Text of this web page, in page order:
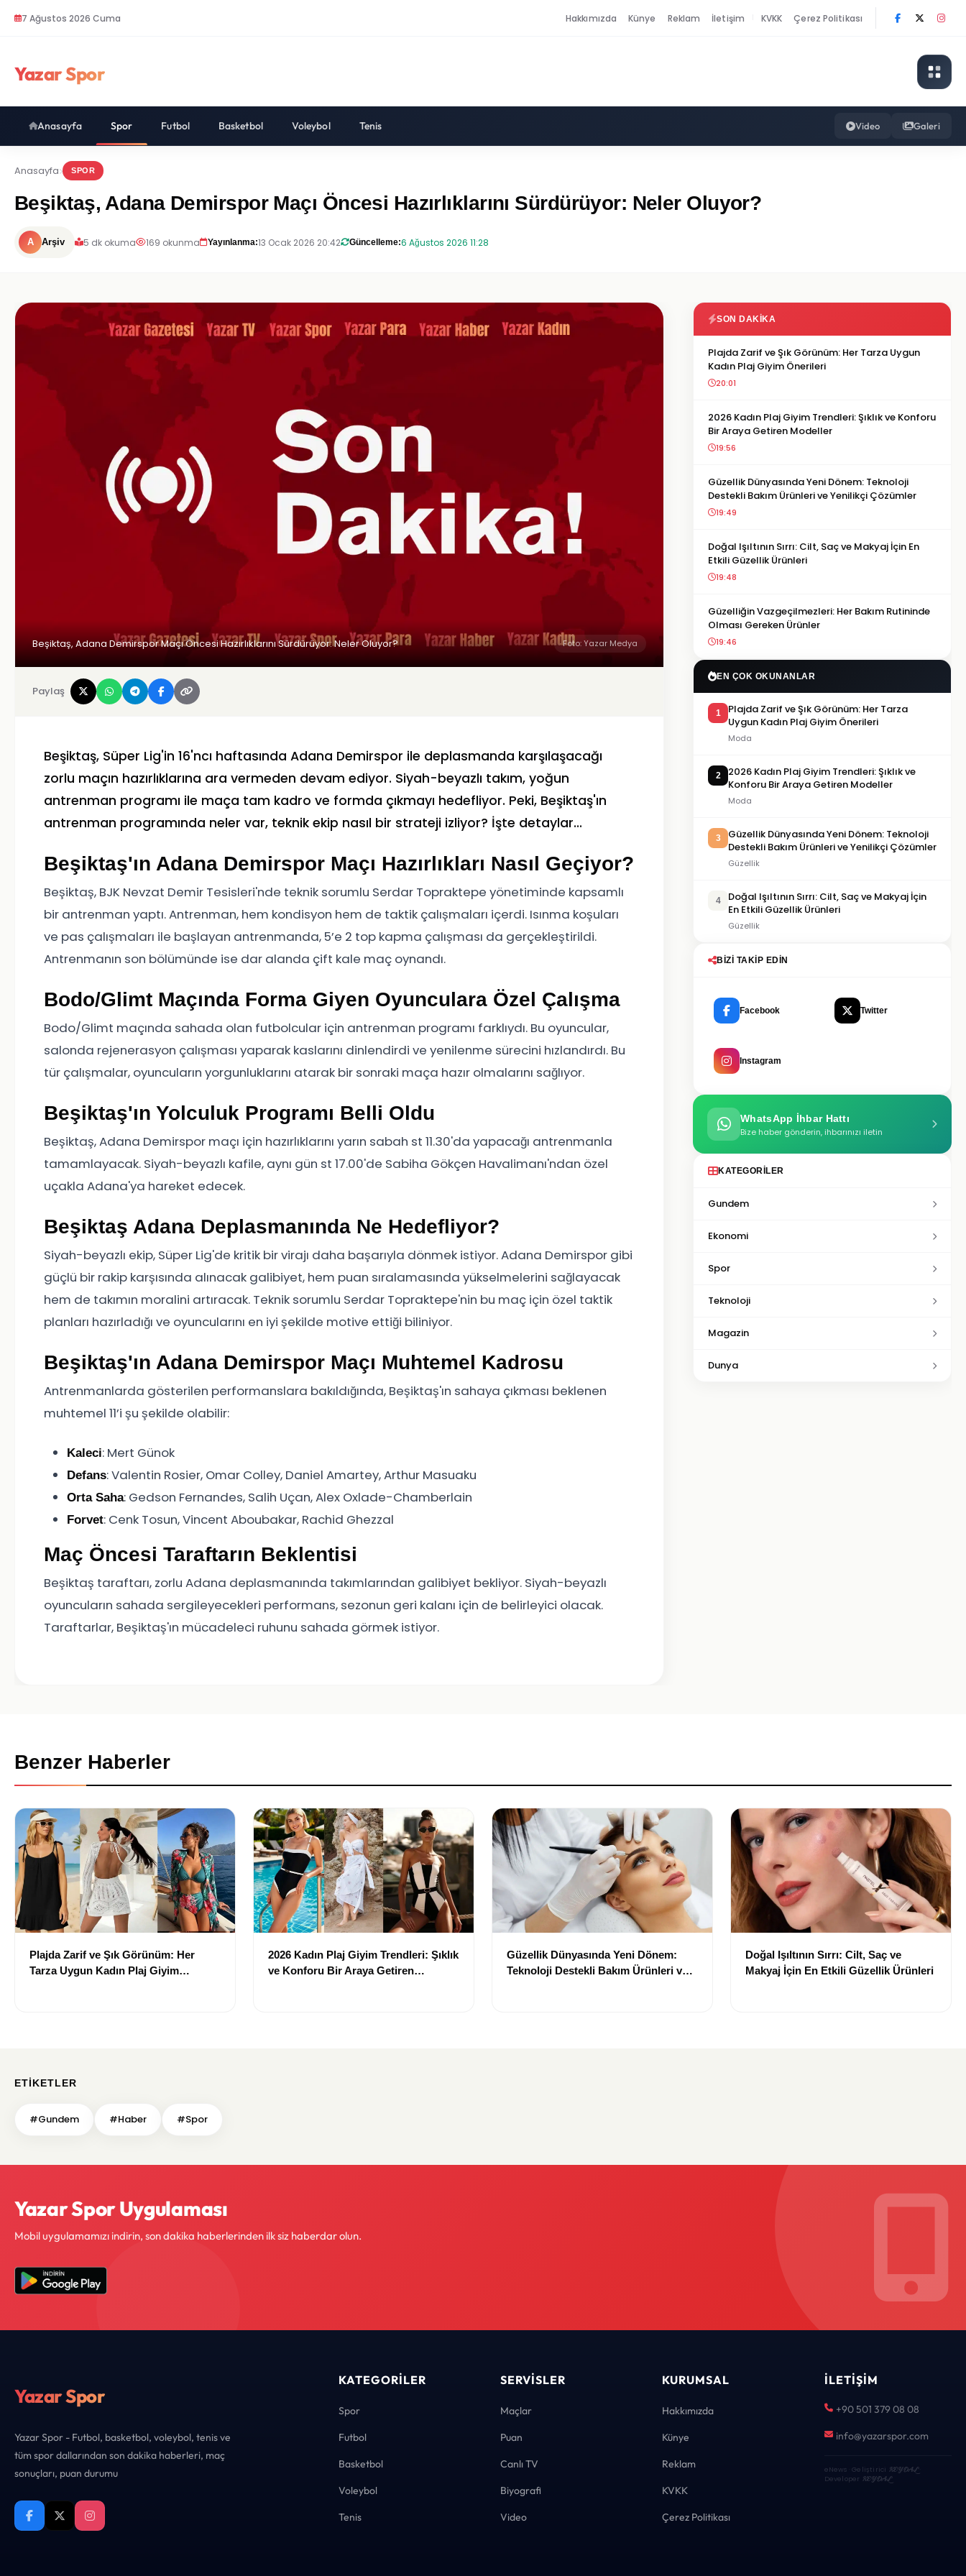
7 Ağustos 2026 Cuma Hakkımızda Künye Reklam İletişim KVKK Çerez Politikası
Yazar Spor
Anasayfa Spor Futbol Basketbol Voleybol Tenis Video Galeri
Anasayfa SPOR
Beşiktaş, Adana Demirspor Maçı Öncesi Hazırlıklarını Sürdürüyor: Neler Oluyor?
A Arşiv 5 dk okuma 169 okunma Yayınlanma:13 Ocak 2026 20:42 Güncelleme:6 Ağustos 2026 11:28
Beşiktaş, Adana Demirspor Maçı Öncesi Hazırlıklarını Sürdürüyor: Neler Oluyor? Foto: Yazar Medya
Paylaş
Beşiktaş, Süper Lig'in 16'ncı haftasında Adana Demirspor ile deplasmanda karşılaşacağı
zorlu maçın hazırlıklarına ara vermeden devam ediyor. Siyah-beyazlı takım, yoğun
antrenman programı ile maça tam kadro ve formda çıkmayı hedefliyor. Peki, Beşiktaş'ın
antrenman programında neler var, teknik ekip nasıl bir strateji izliyor? İşte detaylar...
Beşiktaş'ın Adana Demirspor Maçı Hazırlıkları Nasıl Geçiyor?
Beşiktaş, BJK Nevzat Demir Tesisleri'nde teknik sorumlu Serdar Topraktepe yönetiminde kapsamlı
bir antrenman yaptı. Antrenman, hem kondisyon hem de taktik çalışmaları içerdi. Isınma koşuları
ve pas çalışmaları ile başlayan antrenmanda, 5’e 2 top kapma çalışması da gerçekleştirildi.
Antrenmanın son bölümünde ise dar alanda çift kale maç oynandı.
Bodo/Glimt Maçında Forma Giyen Oyunculara Özel Çalışma
Bodo/Glimt maçında sahada olan futbolcular için antrenman programı farklıydı. Bu oyuncular,
salonda rejenerasyon çalışması yaparak kaslarını dinlendirdi ve yenilenme sürecini hızlandırdı. Bu
tür çalışmalar, oyuncuların yorgunluklarını atarak bir sonraki maça hazır olmalarını sağlıyor.
Beşiktaş'ın Yolculuk Programı Belli Oldu
Beşiktaş, Adana Demirspor maçı için hazırlıklarını yarın sabah st 11.30'da yapacağı antrenmanla
tamamlayacak. Siyah-beyazlı kafile, aynı gün st 17.00'de Sabiha Gökçen Havalimanı'ndan özel
uçakla Adana'ya hareket edecek.
Beşiktaş Adana Deplasmanında Ne Hedefliyor?
Siyah-beyazlı ekip, Süper Lig'de kritik bir virajı daha başarıyla dönmek istiyor. Adana Demirspor gibi
güçlü bir rakip karşısında alınacak galibiyet, hem puan sıralamasında yükselmelerini sağlayacak
hem de takımın moralini artıracak. Teknik sorumlu Serdar Topraktepe'nin bu maç için özel taktik
planları hazırladığı ve oyuncularını en iyi şekilde motive ettiği biliniyor.
Beşiktaş'ın Adana Demirspor Maçı Muhtemel Kadrosu
Antrenmanlarda gösterilen performanslara bakıldığında, Beşiktaş'ın sahaya çıkması beklenen
muhtemel 11’i şu şekilde olabilir:
Kaleci: Mert Günok
Defans: Valentin Rosier, Omar Colley, Daniel Amartey, Arthur Masuaku
Orta Saha: Gedson Fernandes, Salih Uçan, Alex Oxlade-Chamberlain
Forvet: Cenk Tosun, Vincent Aboubakar, Rachid Ghezzal
Maç Öncesi Taraftarın Beklentisi
Beşiktaş taraftarı, zorlu Adana deplasmanında takımlarından galibiyet bekliyor. Siyah-beyazlı
oyuncuların sahada sergileyecekleri performans, sezonun geri kalanı için de belirleyici olacak.
Taraftarlar, Beşiktaş'ın mücadeleci ruhunu sahada görmek istiyor.
SON DAKIKA
Plajda Zarif ve Şık Görünüm: Her Tarza Uygun
Kadın Plaj Giyim Önerileri
20:01
2026 Kadın Plaj Giyim Trendleri: Şıklık ve Konforu
Bir Araya Getiren Modeller
19:56
Güzellik Dünyasında Yeni Dönem: Teknoloji
Destekli Bakım Ürünleri ve Yenilikçi Çözümler
19:49
Doğal Işıltının Sırrı: Cilt, Saç ve Makyaj İçin En
Etkili Güzellik Ürünleri
19:48
Güzelliğin Vazgeçilmezleri: Her Bakım Rutininde
Olması Gereken Ürünler
19:46
EN ÇOK OKUNANLAR
1
Plajda Zarif ve Şık Görünüm: Her Tarza
Uygun Kadın Plaj Giyim Önerileri
Moda
2
2026 Kadın Plaj Giyim Trendleri: Şıklık ve
Konforu Bir Araya Getiren Modeller
Moda
3
Güzellik Dünyasında Yeni Dönem: Teknoloji
Destekli Bakım Ürünleri ve Yenilikçi Çözümler
Güzellik
4
Doğal Işıltının Sırrı: Cilt, Saç ve Makyaj İçin
En Etkili Güzellik Ürünleri
Güzellik
BIZI TAKIP EDIN
Facebook Twitter
Instagram
WhatsApp İhbar Hattı
Bize haber gönderin, ihbarınızı iletin
KATEGORILER
Gundem
Ekonomi
Spor
Teknoloji
Magazin
Dunya
Benzer Haberler
Plajda Zarif ve Şık Görünüm: Her
Tarza Uygun Kadın Plaj Giyim
2026 Kadın Plaj Giyim Trendleri: Şıklık
ve Konforu Bir Araya Getiren
Güzellik Dünyasında Yeni Dönem:
Teknoloji Destekli Bakım Ürünleri ve
Doğal Işıltının Sırrı: Cilt, Saç ve
Makyaj İçin En Etkili Güzellik Ürünleri
ETIKETLER
#Gundem #Haber #Spor
Yazar Spor Uygulaması
Mobil uygulamamızı indirin, son dakika haberlerinden ilk siz haberdar olun.
Yazar Spor
Yazar Spor - Futbol, basketbol, voleybol, tenis ve
tüm spor dallarından son dakika haberleri, maç
sonuçları, puan durumu
KATEGORILER
Spor
Futbol
Basketbol
Voleybol
Tenis
SERVISLER
Maçlar
Puan
Canlı TV
Biyografi
Video
KURUMSAL
Hakkımızda
Künye
Reklam
KVKK
Çerez Politikası
İLETIŞIM
+90 501 379 08 08
info@yazarspor.com
eNews · Geliştirici KEYDAL·
Developer KEYDAL